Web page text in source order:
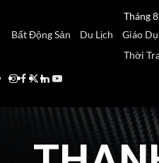
Tháng
Bất Động Sản
Du Lịch Giáo
Thời
Instagram
Facebook
Twitter
Linkedin
Youtube